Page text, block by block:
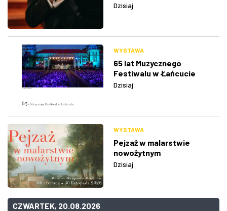
Dzisiaj
WYSTAWA
65 lat Muzycznego
Festiwalu w Łańcucie
Dzisiaj
WYSTAWA
Pejzaż w malarstwie
nowożytnym
Dzisiaj
CZWARTEK, 20.08.2026